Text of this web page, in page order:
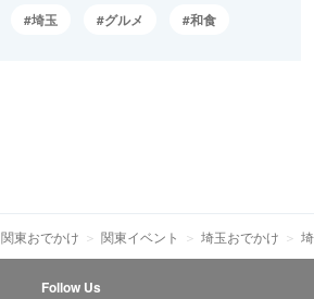
埼玉 グルメ 和食
関東おでかけ 関東イベント 埼玉おでかけ
Follow Us